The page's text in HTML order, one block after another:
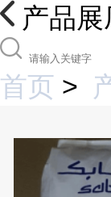
产品展
首页 >